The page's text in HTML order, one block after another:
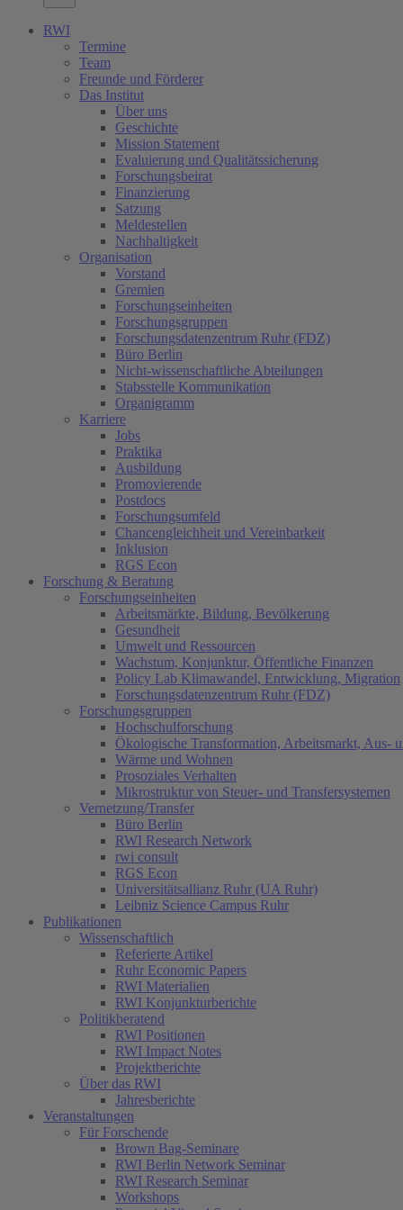
RWI
Termine
Team
Freunde und Förderer
Das Institut
Über uns
Geschichte
Mission Statement
Evaluierung und Qualitätssicherung
Forschungsbeirat
Finanzierung
Satzung
Meldestellen
Nachhaltigkeit
Organisation
Vorstand
Gremien
Forschungseinheiten
Forschungsgruppen
Forschungsdatenzentrum Ruhr (FDZ)
Büro Berlin
Nicht-wissenschaftliche Abteilungen
Stabsstelle Kommunikation
Organigramm
Karriere
Jobs
Praktika
Ausbildung
Promovierende
Postdocs
Forschungsumfeld
Chancengleichheit und Vereinbarkeit
Inklusion
RGS Econ
Forschung & Beratung
Forschungseinheiten
Arbeitsmärkte, Bildung, Bevölkerung
Gesundheit
Umwelt und Ressourcen
Wachstum, Konjunktur, Öffentliche Finanzen
Policy Lab Klimawandel, Entwicklung, Migration
Forschungsdatenzentrum Ruhr (FDZ)
Forschungsgruppen
Hochschulforschung
Ökologische Transformation, Arbeitsmarkt, Aus-
Wärme und Wohnen
Prosoziales Verhalten
Mikrostruktur von Steuer- und Transfersystemen
Vernetzung/Transfer
Büro Berlin
RWI Research Network
rwi consult
RGS Econ
Universitätsallianz Ruhr (UA Ruhr)
Leibniz Science Campus Ruhr
Publikationen
Wissenschaftlich
Referierte Artikel
Ruhr Economic Papers
RWI Materialien
RWI Konjunkturberichte
Politikberatend
RWI Positionen
RWI Impact Notes
Projektberichte(current)
Über das RWI
Jahresberichte
Veranstaltungen
Für Forschende
Brown Bag-Seminare
RWI Berlin Network Seminar
RWI Research Seminar
Workshops